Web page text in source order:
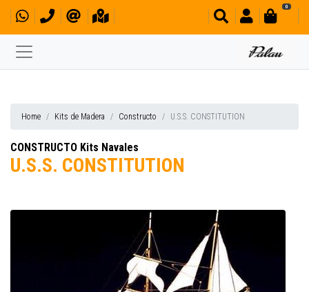
0
Home Kits de Madera Constructo U.S.S. CONSTITUTION
CONSTRUCTO Kits Navales
U.S.S. CONSTITUTION